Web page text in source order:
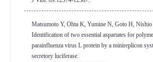
Matsumoto Y, Ohta K, Yumine N, Goto H,
Identification of two essential aspartates for
parainfluenza virus L protein by a minireplicon
secretory luciferase.